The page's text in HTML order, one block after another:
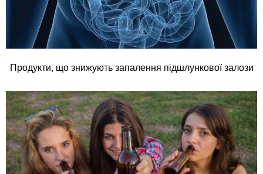
Продукти, що знижують запалення підшлункової залози